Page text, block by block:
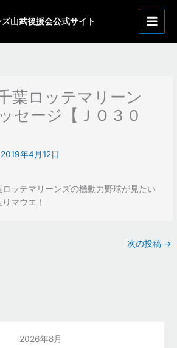
山武後援会公式サイト
葉ロッテマリーン
セージ【ＪＯ３０
2019年4月12日
ッテマリーンズの機動力野球が見たい
マウエ！
次の投稿 →
2026年8月